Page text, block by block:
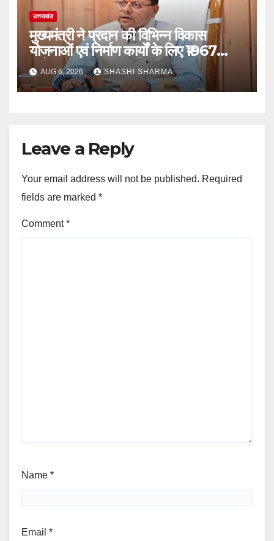
उत्तराखंड
मुख्यमंत्री ने प्रदान की विभिन्न विकास
योजनाओं एवं निर्माण कार्यों के लिए ₹1967
करोड़ की वित्तीय स्वीकृति
AUG 6, 2026 SHASHI SHARMA
Leave a Reply
Your email address will not be published. Required
fields are marked *
Comment*
Name *
Email *